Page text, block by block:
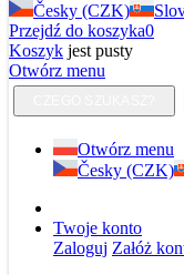
Česky (CZK)
Przejdź do koszyka0
Koszyk jest pusty
Otwórz menu
Otwórz menu
Česky (CZK)
Twoje konto
Zaloguj Załóż